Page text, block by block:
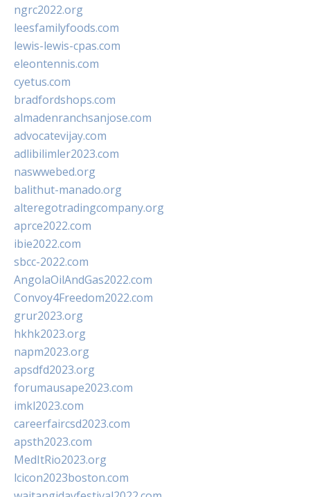
ngrc2022.org
leesfamilyfoods.com
lewis-lewis-cpas.com
eleontennis.com
cyetus.com
bradfordshops.com
almadenranchsanjose.com
advocatevijay.com
adlibilimler2023.com
naswwebed.org
balithut-manado.org
alteregotradingcompany.org
aprce2022.com
ibie2022.com
sbcc-2022.com
AngolaOilAndGas2022.com
Convoy4Freedom2022.com
grur2023.org
hkhk2023.org
napm2023.org
apsdfd2023.org
forumausape2023.com
imkl2023.com
careerfaircsd2023.com
apsth2023.com
MedItRio2023.org
lcicon2023boston.com